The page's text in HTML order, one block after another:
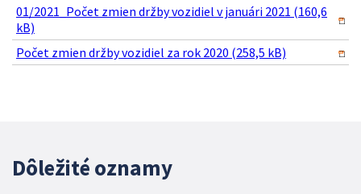
01/2021_Počet zmien držby vozidiel v januári 2021 (160,6
kB)
Počet zmien držby vozidiel za rok 2020 (258,5 kB)
Dôležité oznamy